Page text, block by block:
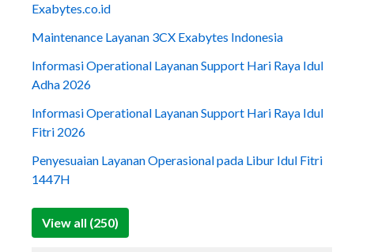
Exabytes.co.id
Maintenance Layanan 3CX Exabytes Indonesia
Informasi Operational Layanan Support Hari Raya Idul
Adha 2026
Informasi Operational Layanan Support Hari Raya Idul
Fitri 2026
Penyesuaian Layanan Operasional pada Libur Idul Fitri
1447H
View all (250)